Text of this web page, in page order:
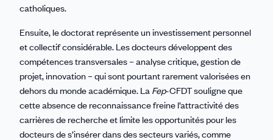
catholiques.
Ensuite, le doctorat représente un investissement personnel
et collectif considérable. Les docteurs développent des
compétences transversales – analyse critique, gestion de
projet, innovation – qui sont pourtant rarement valorisées en
dehors du monde académique. La Fep-CFDT souligne que
cette absence de reconnaissance freine l’attractivité des
carrières de recherche et limite les opportunités pour les
docteurs de s’insérer dans des secteurs variés, comme